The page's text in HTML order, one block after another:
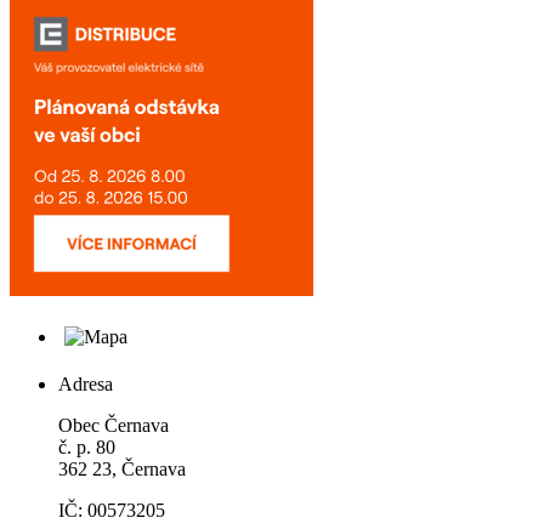
Adresa
Obec Černava
č. p. 80
362 23, Černava
IČ: 00573205